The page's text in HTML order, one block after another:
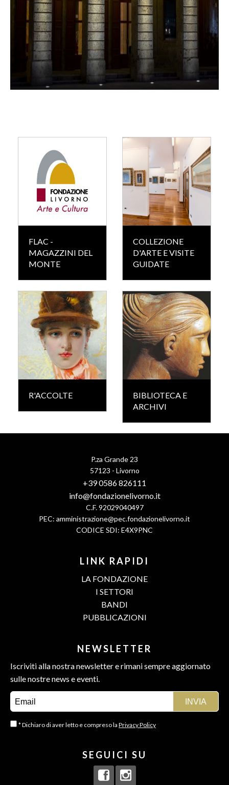
FLAC -
MAGAZZINI DEL
MONTE
COLLEZIONE
D'ARTE E VISITE
GUIDATE
R'ACCOLTE
BIBLIOTECA E
ARCHIVI
P.za Grande 23
57123 - Livorno
+39 0586 826111
info@fondazionelivorno.it
C.F. 92029040497
PEC: amministrazione@pec.fondazionelivorno.it
CODICE SDI: E4X9PNC
LINK RAPIDI
LA FONDAZIONE
I SETTORI
BANDI
PUBBLICAZIONI
NEWSLETTER
Iscriviti alla nostra newsletter e rimani sempre aggiornato
sulle nostre news e eventi.
* Dichiaro di aver letto e compreso la Privacy Policy
SEGUICI SU